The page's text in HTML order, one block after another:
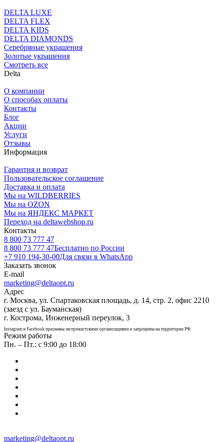
DELTA LUXE
DELTA FLEX
DELTA KIDS
DELTA DIAMONDS
Серебряные украшения
Золотые украшения
Смотреть все
Delta
О компании
О способах оплаты
Контакты
Блог
Акции
Услуги
Отзывы
Информация
Гарантия и возврат
Пользовательское соглашение
Доставка и оплата
Мы на WILDBERRIES
Мы на OZON
Мы на ЯНДЕКС МАРКЕТ
Переход на deltawebshop.ru
Контакты
8 800 73 777 47
8 800 73 777 47Бесплатно по России
+7 910 194-30-00Для связи в WhatsApp
Заказать звонок
E-mail
marketing@deltaopt.ru
Адрес
г. Москва, ул. Спартаковская площадь, д. 14, стр. 2, офис 2210
(заезд с ул. Бауманская)
г. Кострома, Инженерный переулок, 3
Instagram и Facebook признаны экстремистскими организациями и запрещены на территории РФ.
Режим работы
Пн. – Пт.: с 9:00 до 18:00
marketing@deltaopt.ru